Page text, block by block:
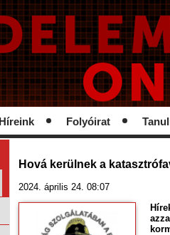
Híreink Folyóirat
Hová kerülnek a
2024. április 24. 08:07